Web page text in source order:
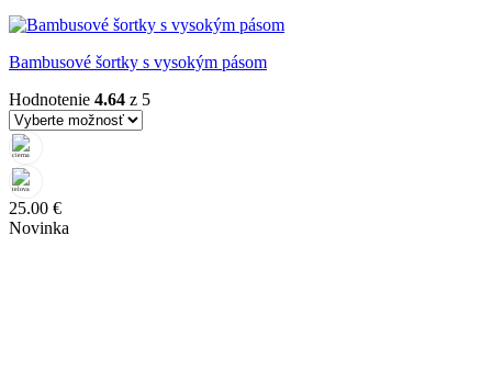
Bambusové šortky s vysokým pásom
Hodnotenie 4.64 z 5
25.00 €
Novinka